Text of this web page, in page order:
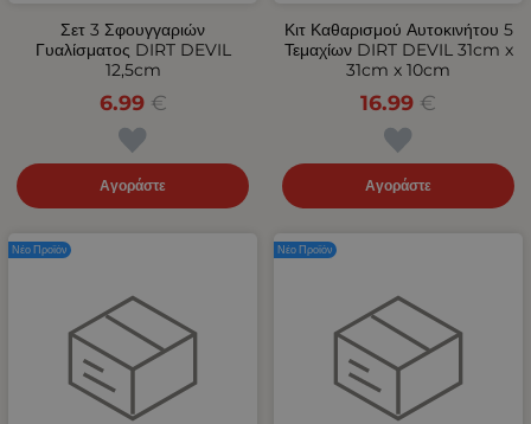
Σετ 3 Σφουγγαριών
Γυαλίσματος DIRT DEVIL
12,5cm
6.99 €
Αγοράστε
Κιτ Καθαρισμού Αυτοκινήτου 5
Τεμαχίων DIRT DEVIL 31cm x
31cm x 10cm
16.99 €
Αγοράστε
Νέο Προϊόν Νέο Προϊόν